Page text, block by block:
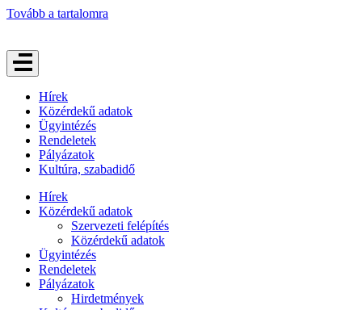
Tovább a tartalomra
Hírek
Közérdekű adatok
Ügyintézés
Rendeletek
Pályázatok
Kultúra, szabadidő
Hírek
Közérdekű adatok
Szervezeti felépítés
Közérdekű adatok
Ügyintézés
Rendeletek
Pályázatok
Hirdetmények